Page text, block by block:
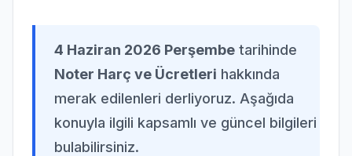
4 Haziran 2026 Perşembe tarihinde
Noter Harç ve Ücretleri hakkında
merak edilenleri derliyoruz. Aşağıda
konuyla ilgili kapsamlı ve güncel bilgileri
bulabilirsiniz.